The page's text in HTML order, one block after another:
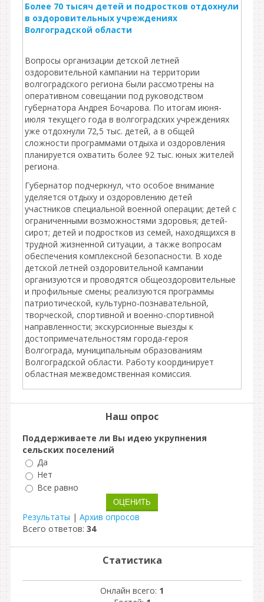
Более 70 тысяч детей и подростков отдохнули
в оздоровительных учреждениях
Волгоградской области
Вопросы организации детской летней
оздоровительной кампании на территории
волгоградского региона были рассмотрены на
оперативном совещании под руководством
губернатора Андрея Бочарова. По итогам июня-
июля текущего года в волгоградских учреждениях
уже отдохнули 72,5 тыс. детей, а в общей
сложности программами отдыха и оздоровления
планируется охватить более 92 тыс. юных жителей
региона.
Губернатор подчеркнул, что особое внимание
уделяется отдыху и оздоровлению детей
участников специальной военной операции; детей с
ограниченными возможностями здоровья; детей-
сирот; детей и подростков из семей, находящихся в
трудной жизненной ситуации, а также вопросам
обеспечения комплексной безопасности. В ходе
детской летней оздоровительной кампании
организуются и проводятся общеоздоровительные
и профильные смены; реализуются программы
патриотической, культурно-познавательной,
творческой, спортивной и военно-спортивной
направленности; экскурсионные выезды к
достопримечательностям города-героя
Волгограда, муниципальным образованиям
Волгоградской области. Работу координирует
областная межведомственная комиссия.
Наш опрос
Поддерживаете ли Вы идею укрупнения
сельских поселений
Да
Нет
Все равно
Результаты | Архив опросов
Всего ответов: 34
Статистика
Онлайн всего: 1